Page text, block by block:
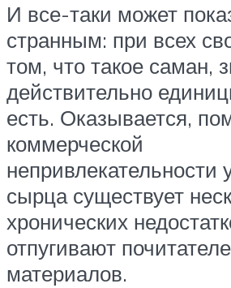
И все-таки может
странным: при всех
том, что такое саман,
действительно
есть. Оказывается,
коммерческой
непривлекательности
сырца существует
хронических
отпугивают
материалов.